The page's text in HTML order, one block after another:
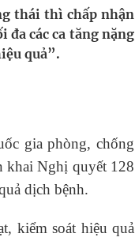
thái thì chấp nhận
đa các ca tăng nặng
quả”.
gia phòng, chống
khai Nghị quyết 128
dịch bệnh.
kiểm soát hiệu quả